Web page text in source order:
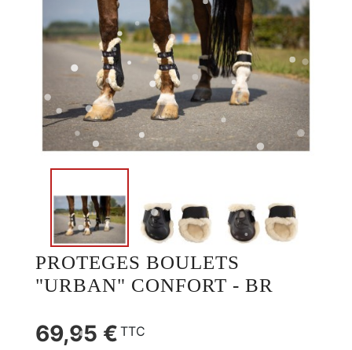
PROTEGES BOULETS
"URBAN" CONFORT - BR
69,95 € TTC